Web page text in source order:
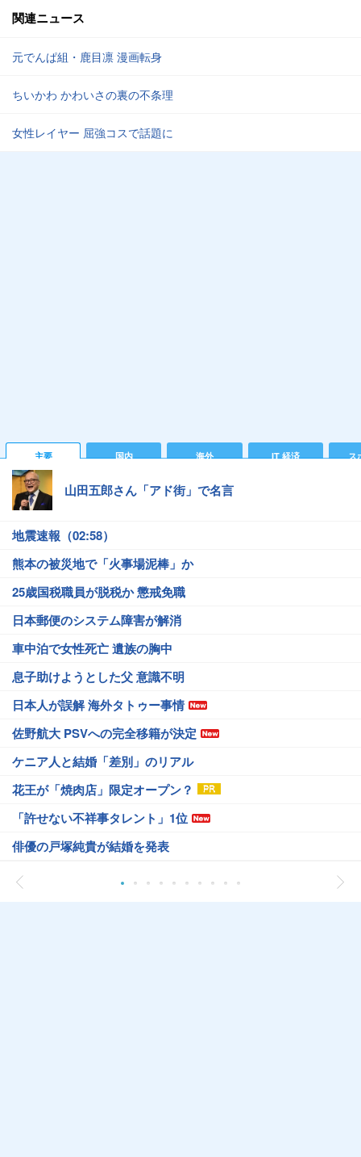
関連ニュース
元でんぱ組・鹿目凛 漫画転身
ちいかわ かわいさの裏の不条理
女性レイヤー 屈強コスで話題に
主要 国内 海外 IT 経済 ス
山田五郎さん「アド街」で名言
地震速報（02:58）
熊本の被災地で「火事場泥棒」か
25歳国税職員が脱税か 懲戒免職
日本郵便のシステム障害が解消
車中泊で女性死亡 遺族の胸中
息子助けようとした父 意識不明
日本人が誤解 海外タトゥー事情
佐野航大 PSVへの完全移籍が決定
ケニア人と結婚「差別」のリアル
花王が「焼肉店」限定オープン？
「許せない不祥事タレント」1位
俳優の戸塚純貴が結婚を発表